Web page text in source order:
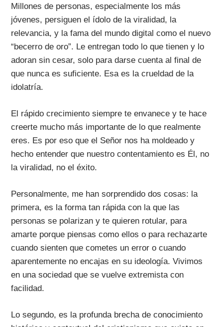
Millones de personas, especialmente los más
jóvenes, persiguen el ídolo de la viralidad, la
relevancia, y la fama del mundo digital como el nuevo
“becerro de oro”. Le entregan todo lo que tienen y lo
adoran sin cesar, solo para darse cuenta al final de
que nunca es suficiente. Esa es la crueldad de la
idolatría.
El rápido crecimiento siempre te envanece y te hace
creerte mucho más importante de lo que realmente
eres. Es por eso que el Señor nos ha moldeado y
hecho entender que nuestro contentamiento es Él, no
la viralidad, no el éxito.
Personalmente, me han sorprendido dos cosas: la
primera, es la forma tan rápida con la que las
personas se polarizan y te quieren rotular, para
amarte porque piensas como ellos o para rechazarte
cuando sienten que cometes un error o cuando
aparentemente no encajas en su ideología. Vivimos
en una sociedad que se vuelve extremista con
facilidad.
Lo segundo, es la profunda brecha de conocimiento